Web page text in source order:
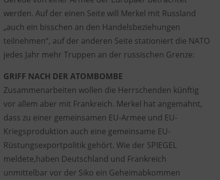
werden. Auf der einen Seite will Merkel mit Russland
„auch ein bisschen an den Handelsbeziehungen
teilnehmen“, auf der anderen Seite stationiert die NATO
jedes Jahr mehr Truppen an der russischen Grenze:
GRIFF NACH DER ATOMBOMBE
Zusammenarbeiten wollen die Herrschenden künftig
vor allem aber mit Frankreich. Merkel hat angemahnt,
dass zu einer gemeinsamen EU-Armee und EU-
Kriegsproduktion auch eine gemeinsame EU-
Rüstungsexportpolitik gehört. Wie der SPIEGEL
meldete,haben Deutschland und Frankreich
unmittelbar vor der Siko ein Geheimabkommen